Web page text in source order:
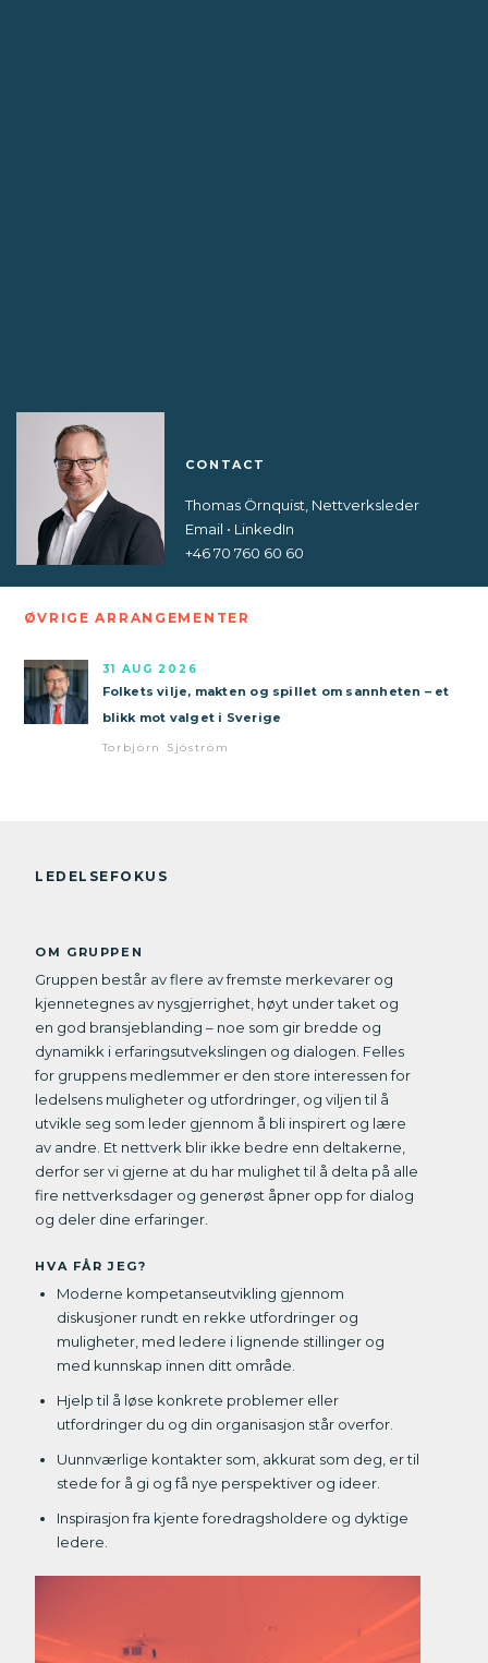
CONTACT
Thomas Örnquist, Nettverksleder
Email • LinkedIn
+46 70 760 60 60
LEDELSEFOKUS
OM GRUPPEN
Gruppen består av flere av fremste merkevarer og
kjennetegnes av nysgjerrighet, høyt under taket og
en god bransjeblanding – noe som gir bredde og
dynamikk i erfaringsutvekslingen og dialogen. Felles
for gruppens medlemmer er den store interessen for
ledelsens muligheter og utfordringer, og viljen til å
utvikle seg som leder gjennom å bli inspirert og lære
av andre. Et nettverk blir ikke bedre enn deltakerne,
derfor ser vi gjerne at du har mulighet til å delta på alle
fire nettverksdager og generøst åpner opp for dialog
og deler dine erfaringer.
HVA FÅR JEG?
Moderne kompetanseutvikling gjennom
diskusjoner rundt en rekke utfordringer og
muligheter, med ledere i lignende stillinger og
med kunnskap innen ditt område.
Hjelp til å løse konkrete problemer eller
utfordringer du og din organisasjon står overfor.
Uunnværlige kontakter som, akkurat som deg, er til
stede for å gi og få nye perspektiver og ideer.
Inspirasjon fra kjente foredragsholdere og dyktige
ledere.
ØVRIGE ARRANGEMENTER
31 AUG 2026
Folkets vilje, makten og spillet om sannheten – et
blikk mot valget i Sverige
Torbjörn Sjöström